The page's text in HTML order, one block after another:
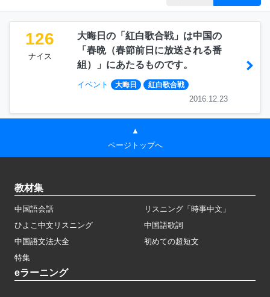
126
ナイス
大晦日の「紅白歌合戦」は中国の
「春晩（春節前日に放送される番
組）」にあたるものです。
イベント 大晦日 紅白歌合戦
2016.12.23
▲
ページトップへ
教材集
中国語会話
リスニング「時事中文」
ひよこ中文リスニング
中国語歌詞
中国語文法大全
初めての超短文
特集
eラーニング